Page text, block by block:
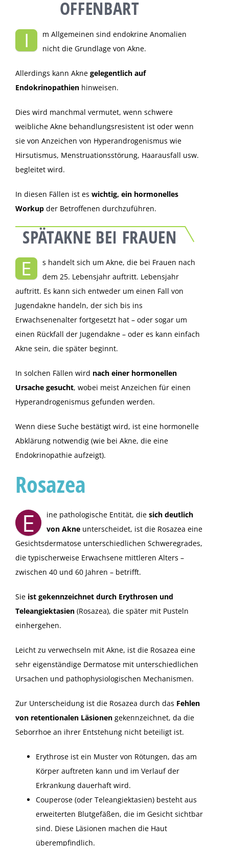
OFFENBART
I
m Allgemeinen sind endokrine Anomalien
nicht die Grundlage von Akne.
Allerdings kann Akne gelegentlich auf
Endokrinopathien hinweisen.
Dies wird manchmal vermutet, wenn schwere
weibliche Akne behandlungsresistent ist oder wenn
sie von Anzeichen von Hyperandrogenismus wie
Hirsutismus, Menstruationsstörung, Haarausfall usw.
begleitet wird.
In diesen Fällen ist es wichtig, ein hormonelles
Workup der Betroffenen durchzuführen.
SPÄTAKNE BEI FRAUEN
E
s handelt sich um Akne, die bei Frauen nach
dem 25. Lebensjahr auftritt. Lebensjahr
auftritt. Es kann sich entweder um einen Fall von
Jugendakne handeln, der sich bis ins
Erwachsenenalter fortgesetzt hat – oder sogar um
einen Rückfall der Jugendakne – oder es kann einfach
Akne sein, die später beginnt.
In solchen Fällen wird nach einer hormonellen
Ursache gesucht, wobei meist Anzeichen für einen
Hyperandrogenismus gefunden werden.
Wenn diese Suche bestätigt wird, ist eine hormonelle
Abklärung notwendig (wie bei Akne, die eine
Endokrinopathie aufzeigt).
Rosazea
E ine pathologische Entität, die sich deutlich
von Akne unterscheidet, ist die Rosazea eine
Gesichtsdermatose unterschiedlichen Schweregrades,
die typischerweise Erwachsene mittleren Alters –
zwischen 40 und 60 Jahren – betrifft.
Sie ist gekennzeichnet durch Erythrosen und
Teleangiektasien (Rosazea), die später mit Pusteln
einhergehen.
Leicht zu verwechseln mit Akne, ist die Rosazea eine
sehr eigenständige Dermatose mit unterschiedlichen
Ursachen und pathophysiologischen Mechanismen.
Zur Unterscheidung ist die Rosazea durch das Fehlen
von retentionalen Läsionen gekennzeichnet, da die
Seborrhoe an ihrer Entstehung nicht beteiligt ist.
Erythrose ist ein Muster von Rötungen, das am
Körper auftreten kann und im Verlauf der
Erkrankung dauerhaft wird.
Couperose (oder Teleangiektasien) besteht aus
erweiterten Blutgefäßen, die im Gesicht sichtbar
sind. Diese Läsionen machen die Haut
überempfindlich.